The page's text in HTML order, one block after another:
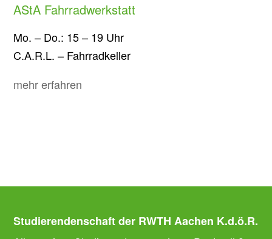
AStA Fahrradwerkstatt
Mo. – Do.: 15 – 19 Uhr
C.A.R.L. – Fahrradkeller
mehr erfahren
Studierendenschaft der RWTH Aachen K.d.ö.R.